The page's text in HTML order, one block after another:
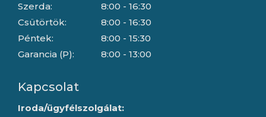
Szerda:
Csütörtök:
Péntek:
Garancia (P):
8:00 - 16:30
8:00 - 16:30
8:00 - 15:30
8:00 - 13:00
Kapcsolat
Iroda/ügyfélszolgálat: